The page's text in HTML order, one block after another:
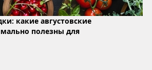
какие августовские
полезны для